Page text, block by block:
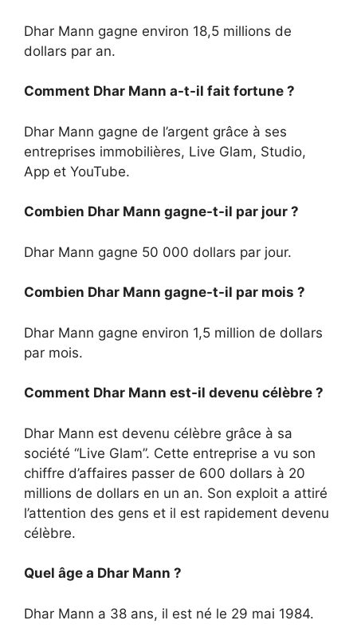
Dhar Mann gagne environ 18,5 millions de
dollars par an.
Comment Dhar Mann a-t-il fait fortune ?
Dhar Mann gagne de l’argent grâce à ses
entreprises immobilières, Live Glam, Studio,
App et YouTube.
Combien Dhar Mann gagne-t-il par jour ?
Dhar Mann gagne 50 000 dollars par jour.
Combien Dhar Mann gagne-t-il par mois ?
Dhar Mann gagne environ 1,5 million de dollars
par mois.
Comment Dhar Mann est-il devenu célèbre ?
Dhar Mann est devenu célèbre grâce à sa
société “Live Glam”. Cette entreprise a vu son
chiffre d’affaires passer de 600 dollars à 20
millions de dollars en un an. Son exploit a attiré
l’attention des gens et il est rapidement devenu
célèbre.
Quel âge a Dhar Mann ?
Dhar Mann a 38 ans, il est né le 29 mai 1984.